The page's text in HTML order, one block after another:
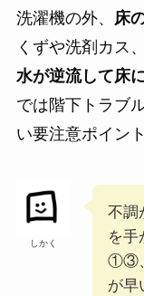
洗濯機の外、 床
くずや洗剤カス
水が逆流して床
では階下トラブ
い要注意ポイン
しかく
不調
を手
①③
が早